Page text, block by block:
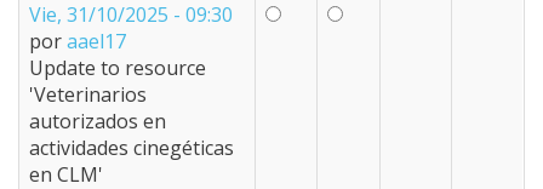
Vie, 31/10/2025 - 09:30
poraael17
Update to resource
'Veterinarios
autorizados en
actividades cinegéticas
en CLM'